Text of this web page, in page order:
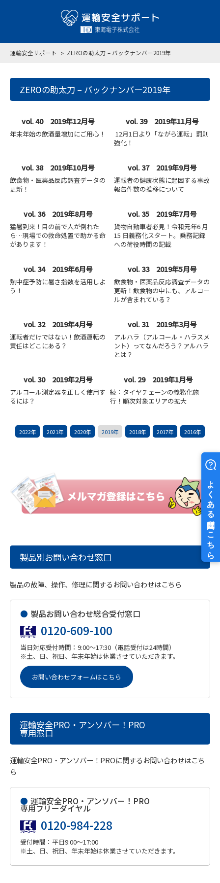
運輸安全サポート ZEROの助太刀 – バックナンバー2019年
ZEROの助太刀 – バックナンバー2019年
vol. 40 2019年12月号
年末年始の飲酒量増加にご用心！
vol. 39 2019年11月号
12月1日より「ながら運転」罰則
強化！
vol. 38 2019年10月号
飲食物・医薬品反応調査データの
更新！
vol. 37 2019年9月号
運転者の健康状態に起因する事故
報告件数の推移について
vol. 36 2019年8月号
猛暑到来！目の前で人が倒れた
ら…現場での救命処置で助かる命
があります！
vol. 35 2019年7月号
貨物自動車者必見！令和元年6 月
15 日義務化スタート。乗務記録
への荷役時間の記載
vol. 34 2019年6月号
熱中症予防に暑さ指数を活用しよ
う！
vol. 33 2019年5月号
飲食物・医薬品反応調査データの
更新！飲食物の中にも、アルコー
ルが含まれている？
vol. 32 2019年4月号
運転者だけではない！飲酒運転の
責任はどこにある？
vol. 31 2019年3月号
アルハラ（アルコール・ハラスメ
ント）ってなんだろう？アルハラ
とは？
vol. 30 2019年2月号
アルコール測定器を正しく使用す
るには？
vol. 29 2019年1月号
続：タイヤチェーンの義務化施
行！順次対象エリアの拡大
2022年 2021年 2020年 2019年 2018年 2017年 2016年
製品別お問い合わせ窓口
製品の故障、操作、修理に関するお問い合わせはこちら
● 製品お問い合わせ総合受付窓口
0120-609-100
当日対応受付時間：9:00～17:30（電話受付は24時間）
※土、日、祝日、年末年始は休業させていただきます。
お問い合わせフォームはこちら
運輸安全PRO・アンソバー！PRO
専用窓口
運輸安全PRO・アンソバー！PROに関するお問い合わせはこち
ら
● 運輸安全PRO・アンソバー！PRO
専用フリーダイヤル
0120-984-228
受付時間：平日9:00～17:00
※土、日、祝日、年末年始は休業させていただきます。